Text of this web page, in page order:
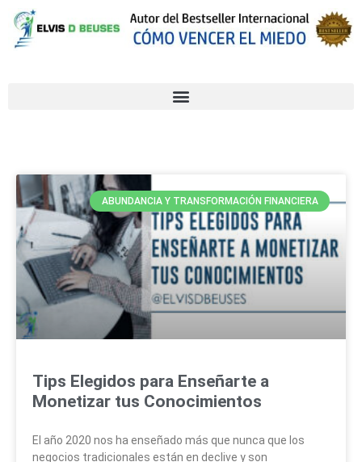
ABUNDANCIA Y TRANSFORMACIÓN FINANCIERA
Tips Elegidos para Enseñarte a
Monetizar tus Conocimientos
El año 2020 nos ha enseñado más que nunca que los
negocios tradicionales están en declive y son